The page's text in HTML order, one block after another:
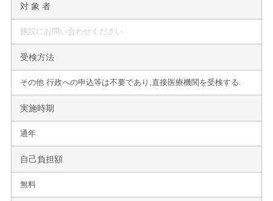
対 象 者
施設にお問い合わせください
受検方法
その他 行政への申込等は不要であり,直接医療機関を受検する.
実施時期
通年
自己負担額
無料